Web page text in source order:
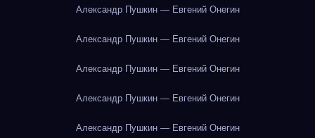
Александр Пушкин — Евгений Онегин
Александр Пушкин — Евгений Онегин
Александр Пушкин — Евгений Онегин
Александр Пушкин — Евгений Онегин
Александр Пушкин — Евгений Онегин